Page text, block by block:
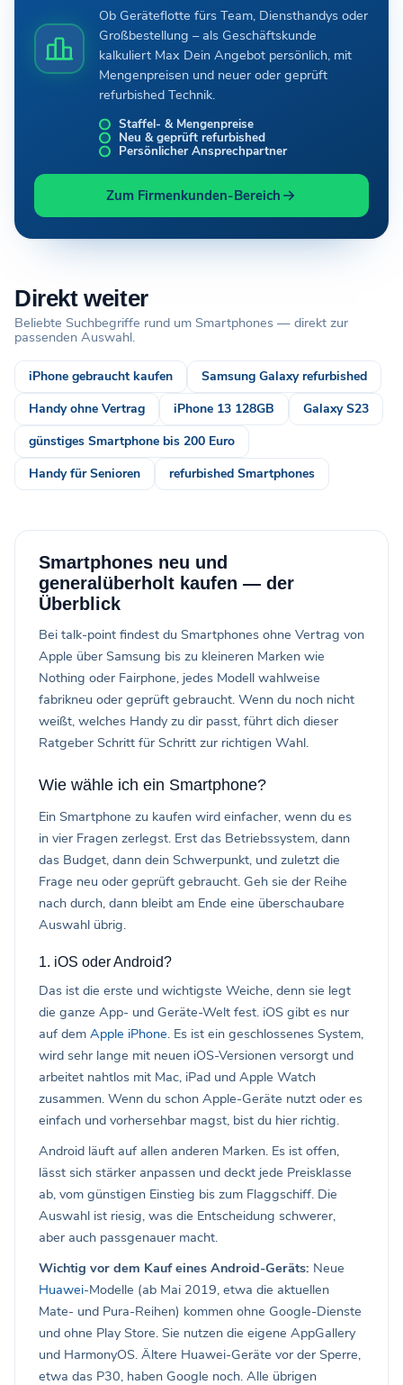
Ob Geräteflotte fürs Team, Diensthandys oder
Großbestellung – als Geschäftskunde
kalkuliert Max Dein Angebot persönlich, mit
Mengenpreisen und neuer oder geprüft
refurbished Technik.
Staffel- & Mengenpreise
Neu & geprüft refurbished
Persönlicher Ansprechpartner
Zum Firmenkunden-Bereich
Direkt weiter
Beliebte Suchbegriffe rund um Smartphones — direkt zur
passenden Auswahl.
iPhone gebraucht kaufen
Samsung Galaxy refurbished
Handy ohne Vertrag
iPhone 13 128GB
Galaxy S23
günstiges Smartphone bis 200 Euro
Handy für Senioren
refurbished Smartphones
Smartphones neu und
generalüberholt kaufen — der
Überblick
Bei talk-point findest du Smartphones ohne Vertrag von
Apple über Samsung bis zu kleineren Marken wie
Nothing oder Fairphone, jedes Modell wahlweise
fabrikneu oder geprüft gebraucht. Wenn du noch nicht
weißt, welches Handy zu dir passt, führt dich dieser
Ratgeber Schritt für Schritt zur richtigen Wahl.
Wie wähle ich ein Smartphone?
Ein Smartphone zu kaufen wird einfacher, wenn du es
in vier Fragen zerlegst. Erst das Betriebssystem, dann
das Budget, dann dein Schwerpunkt, und zuletzt die
Frage neu oder geprüft gebraucht. Geh sie der Reihe
nach durch, dann bleibt am Ende eine überschaubare
Auswahl übrig.
1. iOS oder Android?
Das ist die erste und wichtigste Weiche, denn sie legt
die ganze App- und Geräte-Welt fest. iOS gibt es nur
auf dem Apple iPhone. Es ist ein geschlossenes System,
wird sehr lange mit neuen iOS-Versionen versorgt und
arbeitet nahtlos mit Mac, iPad und Apple Watch
zusammen. Wenn du schon Apple-Geräte nutzt oder es
einfach und vorhersehbar magst, bist du hier richtig.
Android läuft auf allen anderen Marken. Es ist offen,
lässt sich stärker anpassen und deckt jede Preisklasse
ab, vom günstigen Einstieg bis zum Flaggschiff. Die
Auswahl ist riesig, was die Entscheidung schwerer,
aber auch passgenauer macht.
Wichtig vor dem Kauf eines Android-Geräts: Neue
Huawei-Modelle (ab Mai 2019, etwa die aktuellen
Mate- und Pura-Reihen) kommen ohne Google-Dienste
und ohne Play Store. Sie nutzen die eigene AppGallery
und HarmonyOS. Ältere Huawei-Geräte vor der Sperre,
etwa das P30, haben Google noch. Alle übrigen